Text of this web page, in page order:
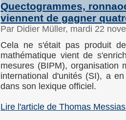
Quectogrammes,
viennent de gagner
Par Didier Müller, mardi 22
Cela ne s'était pas produit
mathématique vient de
mesures (BIPM), organisation
international d'unités (SI), a
dans son lexique officiel.
Lire l'article de Thomas